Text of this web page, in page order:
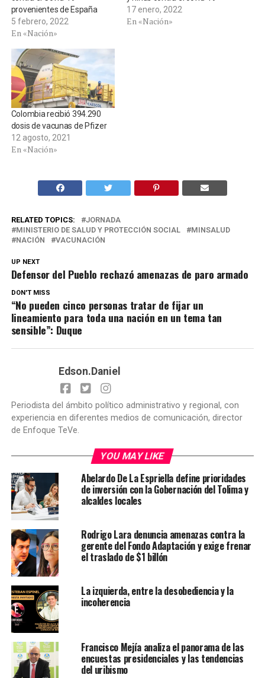
provenientes de España
5 febrero, 2022
En «Nación»
17 enero, 2022
En «Nación»
Colombia recibió 394.290
dosis de vacunas de Pfizer
12 agosto, 2021
En «Nación»
RELATED TOPICS:
JORNADA
MINISTERIO DE SALUD Y PROTECCIÓN SOCIAL
MINSALUD
NACIÓN
VACUNACIÓN
UP NEXT
Defensor del Pueblo rechazó amenazas de paro armado
DON'T MISS
“No pueden cinco personas tratar de fijar un
lineamiento para toda una nación en un tema tan
sensible”: Duque
Edson.Daniel
Periodista del ámbito político administrativo y regional, con
experiencia en diferentes medios de comunicación, director
de Enfoque TeVe.
YOU MAY LIKE
Abelardo De La Espriella define prioridades
de inversión con la Gobernación del Tolima y
alcaldes locales
Rodrigo Lara denuncia amenazas contra la
gerente del Fondo Adaptación y exige frenar
el traslado de $1 billón
La izquierda, entre la desobediencia y la
incoherencia
Francisco Mejía analiza el panorama de las
encuestas presidenciales y las tendencias
del uribismo